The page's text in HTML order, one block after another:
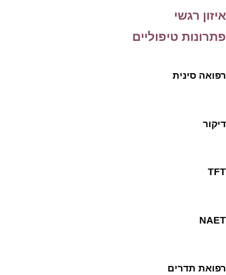
איזון רגשי
פתרונות טיפוליים
רפואה סינית
דיקור
TFT
NAET
רפואת תדרים